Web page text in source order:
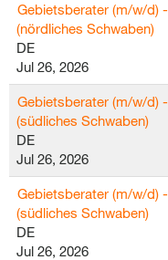
Gebietsberater (m/w/d)
(nördliches Schwaben)
DE
Jul 26, 2026
Gebietsberater (m/w/d)
(südliches Schwaben)
DE
Jul 26, 2026
Gebietsberater (m/w/d)
(südliches Schwaben)
DE
Jul 26, 2026